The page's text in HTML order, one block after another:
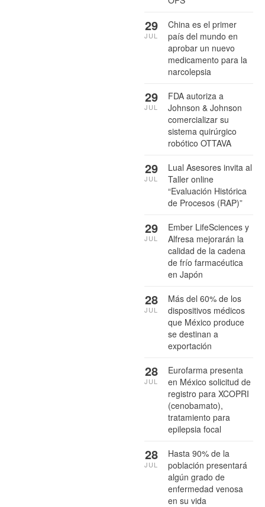
China es el primer
país del mundo en
aprobar un nuevo
medicamento para la
narcolepsia
29
JUL
FDA autoriza a
Johnson & Johnson
comercializar su
sistema quirúrgico
robótico OTTAVA
29
JUL
Lual Asesores invita al
Taller online
“Evaluación Histórica
de Procesos (RAP)”
29
JUL
Ember LifeSciences y
Alfresa mejorarán la
calidad de la cadena
de frío farmacéutica
en Japón
29
JUL
Más del 60% de los
dispositivos médicos
que México produce
se destinan a
exportación
28
JUL
Eurofarma presenta
en México solicitud de
registro para XCOPRI
(cenobamato),
tratamiento para
epilepsia focal
28
JUL
Hasta 90% de la
población presentará
algún grado de
enfermedad venosa
en su vida
28
JUL